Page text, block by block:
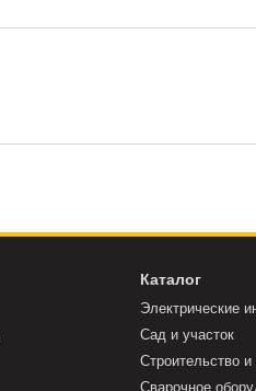
Каталог
Электрические
Сад и участок
Строительство и
Сварочное